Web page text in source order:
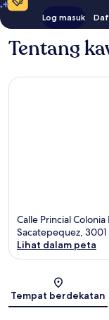
Log masuk
Tentang
Calle Princial
Sacatepequez, 3001
Lihat dalam peta
Tempat berdekatan